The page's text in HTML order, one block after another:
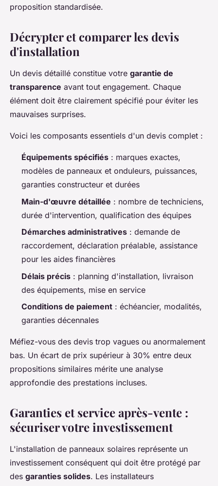
proposition standardisée.
Décrypter et comparer les devis
d'installation
Un devis détaillé constitue votre garantie de
transparence avant tout engagement. Chaque
élément doit être clairement spécifié pour éviter les
mauvaises surprises.
Voici les composants essentiels d'un devis complet :
Équipements spécifiés : marques exactes,
modèles de panneaux et onduleurs, puissances,
garanties constructeur et durées
Main-d'œuvre détaillée : nombre de techniciens,
durée d'intervention, qualification des équipes
Démarches administratives : demande de
raccordement, déclaration préalable, assistance
pour les aides financières
Délais précis : planning d'installation, livraison
des équipements, mise en service
Conditions de paiement : échéancier, modalités,
garanties décennales
Méfiez-vous des devis trop vagues ou anormalement
bas. Un écart de prix supérieur à 30% entre deux
propositions similaires mérite une analyse
approfondie des prestations incluses.
Garanties et service après-vente :
sécuriser votre investissement
L'installation de panneaux solaires représente un
investissement conséquent qui doit être protégé par
des garanties solides. Les installateurs